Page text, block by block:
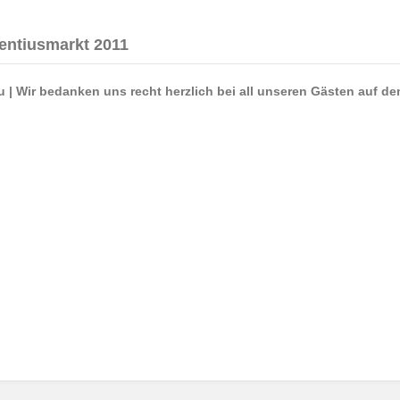
2011
| Wir bedanken uns recht herzlich bei all unseren Gästen auf